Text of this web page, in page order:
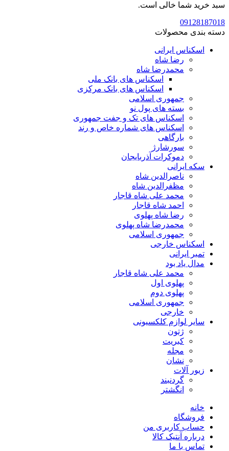
سبد خرید شما خالی است.
09128187018
دسته بندی محصولات
اسکناس ایرانی
رضا شاه
محمدرضا شاه
اسکناس های بانک ملی
اسکناس های بانک مرکزی
جمهوری اسلامی
بسته های پول نو
اسکناس های تک و جفت جمهوری
اسکناس های شماره خاص و رند
بارگاهی
سورشارژ
دموکرات آذربایجان
سکه ایرانی
ناصرالدین شاه
مظفرالدین شاه
محمد علی شاه قاجار
احمد شاه قاجار
رضا شاه پهلوی
محمدرضا شاه پهلوی
جمهوری اسلامی
اسکناس خارجی
تمبر ایرانی
مدال یاد بود
محمد علی شاه قاجار
پهلوی اول
پهلوی دوم
جمهوری اسلامی
خارجی
سایر لوازم کلکسیونی
ژتون
کبریت
مجله
نشان
زیور آلات
گردنبند
انگشتر
خانه
فروشگاه
حساب کاربری من
درباره آنتیک کالا
تماس با ما